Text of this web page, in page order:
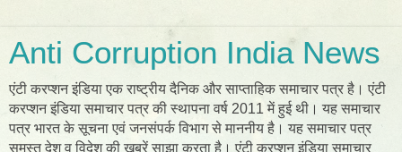
Anti Corruption India News
एंटी करप्शन इंडिया एक राष्ट्रीय दैनिक और साप्ताहिक समाचार पत्र है। एंटी
करप्शन इंडिया समाचार पत्र की स्थापना वर्ष 2011 में हुई थी। यह समाचार
पत्र भारत के सूचना एवं जनसंपर्क विभाग से माननीय है। यह समाचार पत्र
समस्त देश व विदेश की खबरें साझा करता है। एंटी करप्शन इंडिया समाचार